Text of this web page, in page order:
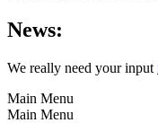
News:
We really need your input
Main Menu
Main Menu